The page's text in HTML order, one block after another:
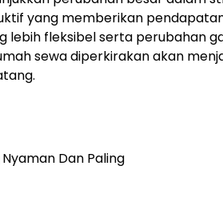
yang memberikan
lebih fleksibel serta perubahan
sewa diperkirakan akan
Dan Paling